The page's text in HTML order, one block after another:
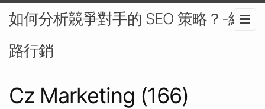
如何分析競爭對手的 SEO 策略？-網
路行銷
Cz Marketing (166)